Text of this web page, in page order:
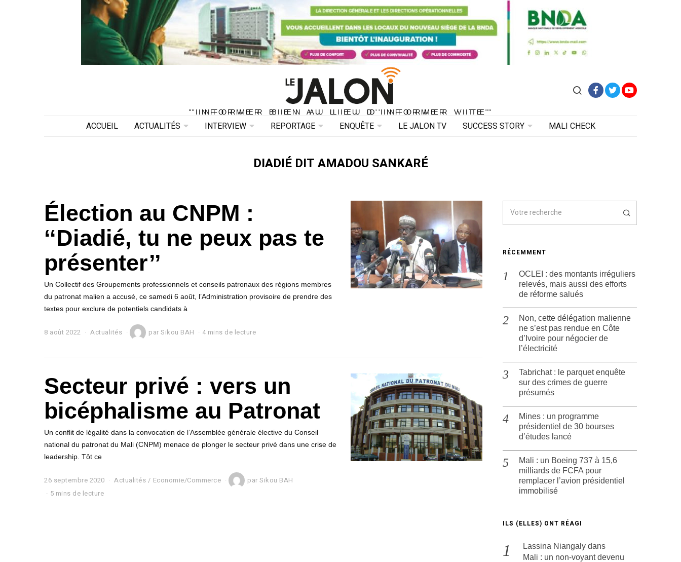
"INFORMER BIEN AU LIEU D'INFORMER VITE"
"INFORMER BIEN AU LIEU D'INFORMER VITE"
ACCUEIL ACTUALITÉS INTERVIEW REPORTAGE ENQUÊTE LE JALON TV SUCCESS STORY MALI CHECK
DIADIÉ DIT AMADOU SANKARÉ
Élection au CNPM :
‘‘Diadié, tu ne peux pas te
présenter’’
Un Collectif des Groupements professionnels et conseils patronaux des régions membres
du patronat malien a accusé, ce samedi 6 août, l’Administration provisoire de prendre des
textes pour exclure de potentiels candidats à
8 août 2022
û
0
2
2
Actualités par Sikou BAH 4 mins de lecture
Secteur privé : vers un
bicéphalisme au Patronat
Un conflit de légalité dans la convocation de l’Assemblée générale élective du Conseil
national du patronat du Mali (CNPM) menace de plonger le secteur privé dans une crise de
leadership. Tôt ce
26 septembre 2020 Actualités / Economie/Commerce par Sikou BAH
5 mins de lecture
RÉCEMMENT
OCLEI : des montants irréguliers
relevés, mais aussi des efforts
de réforme salués
Non, cette délégation malienne
ne s’est pas rendue en Côte
d’Ivoire pour négocier de
l’électricité
Tabrichat : le parquet enquête
sur des crimes de guerre
présumés
Mines : un programme
présidentiel de 30 bourses
d’études lancé
Mali : un Boeing 737 à 15,6
milliards de FCFA pour
remplacer l’avion présidentiel
immobilisé
ILS (ELLES) ONT RÉAGI
Lassina Niangaly dans
Mali : un non-voyant devenu